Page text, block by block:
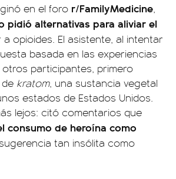
en el foro r/FamilyMedicine,
pidió alternativas para aliviar el
opioides. El asistente, al intentar
basada en las experiencias
participantes, primero
kratom, una sustancia vegetal
estados de Estados Unidos.
lejos: citó comentarios que
consumo de heroína como
tan insólita como